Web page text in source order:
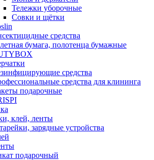
Тележки уборочные
Совки и щётки
средства
бумага, полотенца бумажные
средства
средства для клининга
подарочные
клей, ленты
зарядные устройства
подарочный